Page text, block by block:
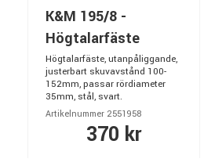
K&M 195/8 -
Högtalarfäste
Högtalarfäste, utanpåliggande,
justerbart skuvavstånd 100-
152mm, passar rördiameter
35mm, stål, svart.
Artikelnummer 2551958
370 kr